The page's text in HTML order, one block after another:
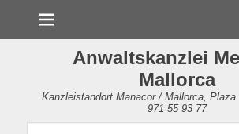
Anwaltskanzlei
Mallorca
Kanzleistandort Manacor / Mallorca, Plaza
971 55 93 77